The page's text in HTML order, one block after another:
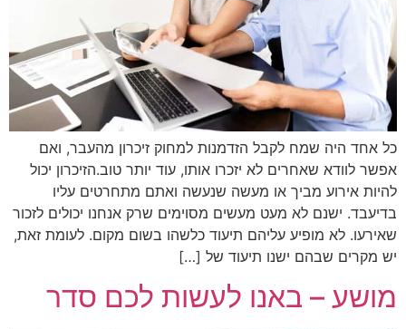
כל אחד היה שמח לקבל הזדמנות למחוק זיכרון מהעבר, ואם
אפשר לוודא שאחרים לא יזכרו אותו, עוד יותר טוב.הזיכרון יכול
להיות אירוע מביך או מעשה שנעשה ואתם מתחרטים עליו
בדיעבד. ישנם לא מעט מעשים מסוימים שרק אנחנו יכולים לזכור
שאירעו. לא מופיע עליהם תיעוד כלשהו בשום מקום. לעומת זאת,
יש מקרים שבהם ישנו תיעוד של […]
מושע – באנו לעשות לכם סדר